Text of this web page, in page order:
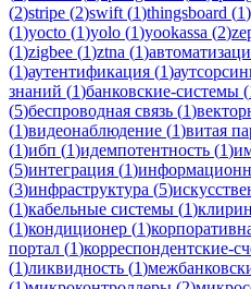
(2)stripe (2)swift (1)thingsboard (1)
(1)yocto (1)yolo (1)yookassa (2)
(1)zigbee (1)ztna (1)
(1)аутентификация (1)
знаний (1)банковские-системы (
(5)беспроводная связь (1)
(1)видеонаблюдение (1)витая
(1)ибп (1)идемпотентность (1)
(5)интеграция (1)
(3)инфраструктура (5)
(1)кабельные системы (1)
(1)кондиционер (1)
портал (1)корреспондентские-
(1)ликвидность (1)